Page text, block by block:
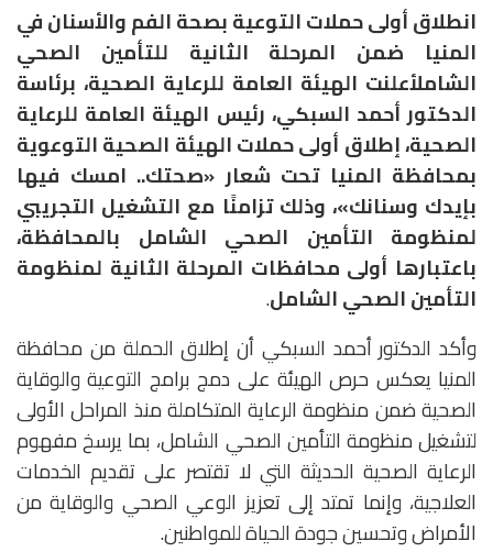
انطلاق أولى حملات التوعية بصحة الفم والأسنان في
المنيا ضمن المرحلة الثانية للتأمين الصحي
الشاملأعلنت الهيئة العامة للرعاية الصحية، برئاسة
الدكتور أحمد السبكي، رئيس الهيئة العامة للرعاية
الصحية، إطلاق أولى حملات الهيئة الصحية التوعوية
بمحافظة المنيا تحت شعار «صحتك.. امسك فيها
بإيدك وسنانك»، وذلك تزامنًا مع التشغيل التجريبي
لمنظومة التأمين الصحي الشامل بالمحافظة،
باعتبارها أولى محافظات المرحلة الثانية لمنظومة
التأمين الصحي الشامل.
وأكد الدكتور أحمد السبكي أن إطلاق الحملة من محافظة
المنيا يعكس حرص الهيئة على دمج برامج التوعية والوقاية
الصحية ضمن منظومة الرعاية المتكاملة منذ المراحل الأولى
لتشغيل منظومة التأمين الصحي الشامل، بما يرسخ مفهوم
الرعاية الصحية الحديثة التي لا تقتصر على تقديم الخدمات
العلاجية، وإنما تمتد إلى تعزيز الوعي الصحي والوقاية من
الأمراض وتحسين جودة الحياة للمواطنين.